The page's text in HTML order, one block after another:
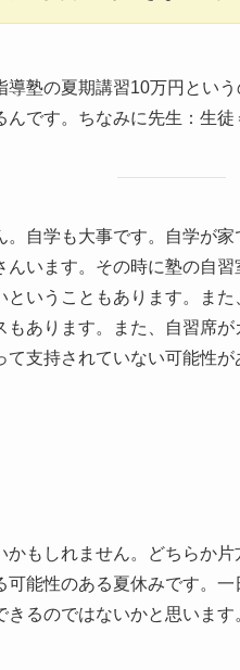
導塾の夏期講習10万円とい
です。ちなみに先生：生徒
自学も大事です。自学が
います。その時に塾の自
いうこともあります。ま
あります。また、自習席
支持されていない可能性が
もしれません。どちらか
能性のある夏休みです。
るのではないかと思います